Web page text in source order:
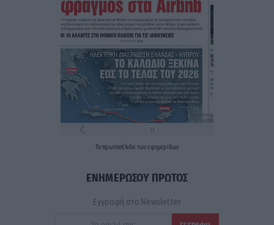
Ταπρωτοσέλιδα τωνεφημερίδων
ΕΝΗΜΕΡΩΣΟΥ ΠΡΩΤΟΣ
Εγγραφή στο Newsletter